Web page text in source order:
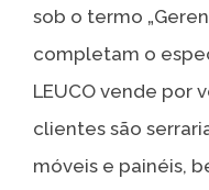
sob o termo
completam o
LEUCO vende por
clientes são
móveis e painéis,